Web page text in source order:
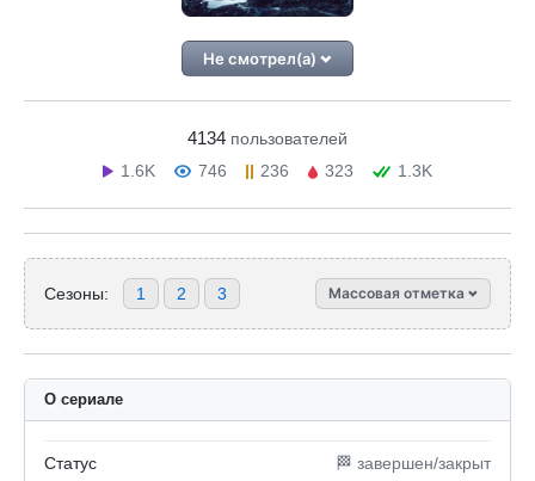
Не смотрел(а)
4134 пользователей
1.6K
746 236 323 1.3K
Сезоны: 1 2 3 Массовая отметка
О сериале
Статус 🏁 завершен/закрыт